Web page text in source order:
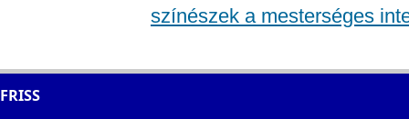
színészek a mesterséges
FRISS